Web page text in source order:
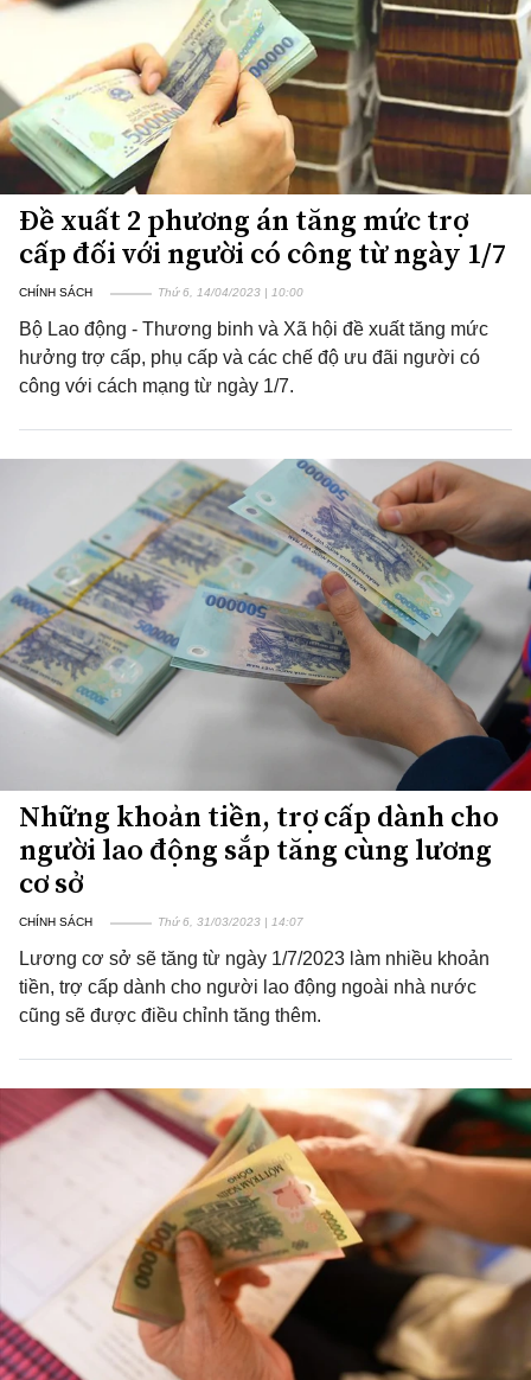
Đề xuất 2 phương án tăng mức trợ
cấp đối với người có công từ ngày 1/7
CHÍNH SÁCH Thứ 6, 14/04/2023 | 10:00
Bộ Lao động - Thương binh và Xã hội đề xuất tăng mức
hưởng trợ cấp, phụ cấp và các chế độ ưu đãi người có
công với cách mạng từ ngày 1/7.
Những khoản tiền, trợ cấp dành cho
người lao động sắp tăng cùng lương
cơ sở
CHÍNH SÁCH Thứ 6, 31/03/2023 | 14:07
Lương cơ sở sẽ tăng từ ngày 1/7/2023 làm nhiều khoản
tiền, trợ cấp dành cho người lao động ngoài nhà nước
cũng sẽ được điều chỉnh tăng thêm.